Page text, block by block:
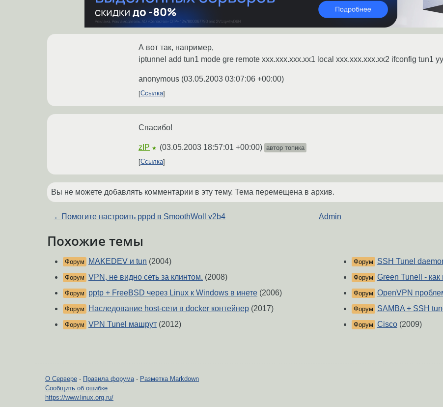
А вот так, например,
iptunnel add tun1 mode gre remote xxx.xxx.xxx.xx1 local xxx.xxx.xxx.xx2 ifconfig tun1
anonymous (03.05.2003 03:07:06 +00:00)
Ссылка
Спасибо!
zIP ★ (03.05.2003 18:57:01 +00:00) автор топика
Ссылка
Вы не можете добавлять комментарии в эту тему. Тема перемещена в архив.
← Помогите настроить pppd в SmoothWoll v2b4 Admin
Похожие темы
Форум MAKEDEV и tun (2004)
Форум VPN, не видно сеть за клинтом. (2008)
Форум pptp + FreeBSD через Linux к Windows в инете (2006)
Форум Наследование host-сети в docker контейнер (2017)
Форум VPN Tunel машрут (2012)
Форум SSH Tunel
Форум Green Tunell - как
Форум OpenVPN
Форум SAMBA + SSH
Форум Cisco(2009)
О Сервере - Правила форума- Разметка Markdown
Сообщить об ошибке
https://www.linux.org.ru/